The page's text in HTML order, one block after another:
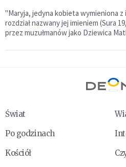
"Maryja, jedyna kobieta wymieniona z
rozdział nazwany jej imieniem (Sura
przez muzułmanów jako Dziewica
Świat
Po godzinach
Kościół